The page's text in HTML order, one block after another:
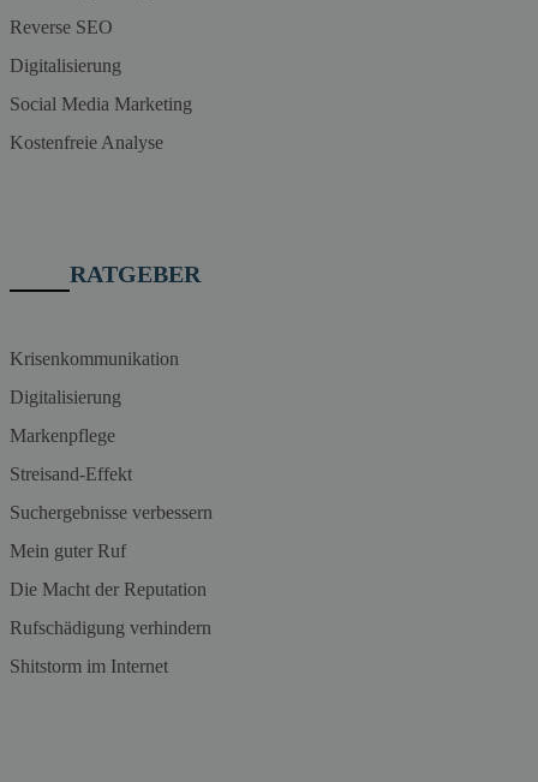
Reverse SEO
Digitalisierung
Social Media Marketing
Kostenfreie Analyse
RATGEBER
Krisenkommunikation
Digitalisierung
Markenpflege
Streisand-Effekt
Suchergebnisse verbessern
Mein guter Ruf
Die Macht der Reputation
Rufschädigung verhindern
Shitstorm im Internet